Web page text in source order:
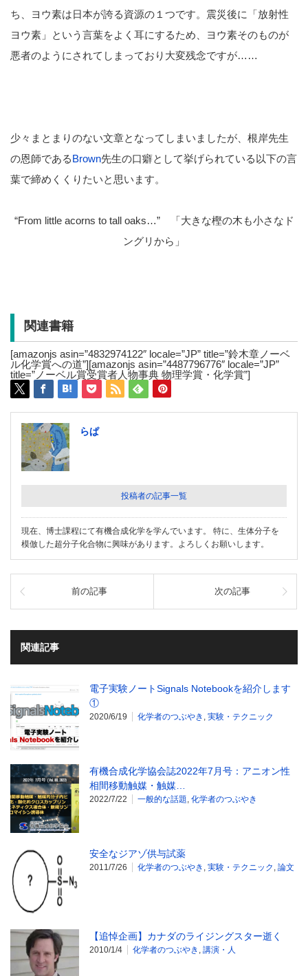
ち、ヨウ素は日本が誇る資源の１つです。震災後に「放射性
ヨウ素」という言葉をよく耳にするため、ヨウ素そのものが
悪者のようにされてしまっており大変残念ですが……
少々まとまりのない文章となってしまいましたが、根岸先生
の恩師であるBrown先生の口癖として挙げられている以下の言
葉で締めくくりたいと思います。
“From little acorns to tall oaks…” 「大きな樫の木も小さなド
ングリから」
関連書籍
[amazonjs asin=”4832974122″ locale=”JP” title=”鈴木章ノーベ
ル化学賞への道”][amazonjs asin=”4487796776″ locale=”JP”
title=”ノーベル賞受賞者人物事典 物理学賞・化学賞”]
らぱ
投稿者の記事一覧
現在、博士課程にて有機合成化学を学んでいます。 特に、生体分子を
模倣した超分子化合物に興味があります。よろしくお願いします。
前の記事 次の記事
関連記事
電子実験ノートSignals Notebookを紹介します
①
2020/6/19 化学者のつぶやき , 実験・テクニック
有機合成化学協会誌2022年7月号：アニオン性
相間移動触媒・触媒…
2022/7/22 一般的な話題, 化学者のつぶやき
安全なジアゾ供与試薬
2011/7/26 化学者のつぶやき , 実験・テクニック , 論文
【追悼企画】カナダのライジングスター逝く
2010/1/4 化学者のつぶやき , 講演・人